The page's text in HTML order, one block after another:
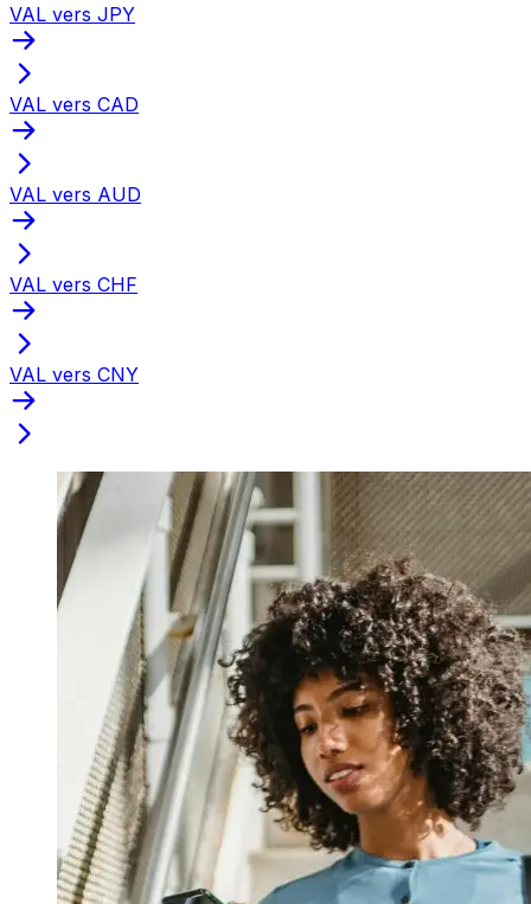
VAL vers JPY
VAL vers CAD
VAL vers AUD
VAL vers CHF
VAL vers CNY